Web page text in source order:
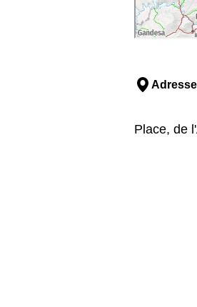
Adresse
Place, de